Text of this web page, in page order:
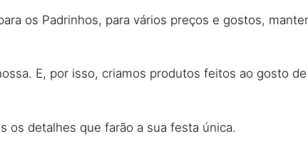
os Padrinhos, para vários preços e gostos,
E, por isso, criamos produtos feitos ao gosto
os detalhes que farão a sua festa única.